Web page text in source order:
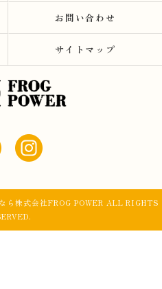
お問い合わせ
サイトマップ
ら株式会社FROG POWER ALL RIGHTS